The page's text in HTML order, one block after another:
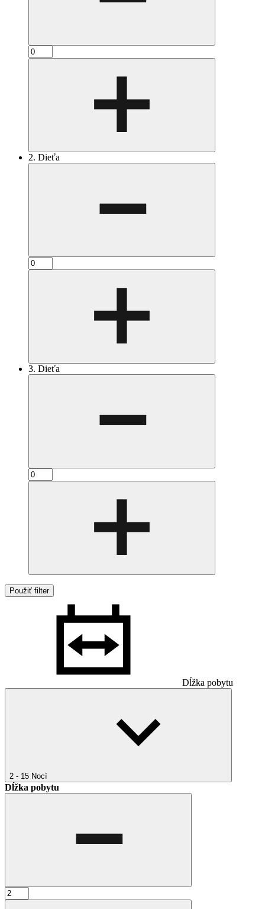
2. Dieťa
3. Dieťa
Použiť filter
Dĺžka pobytu
2 - 15 Nocí
Dĺžka pobytu